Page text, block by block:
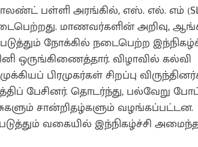
பள்ளி அரங்கில், எஸ். எல். எம்
மாணவர்களின் அறிவு,
நோக்கில் நடைபெற்ற
ஒருங்கிணைத்தார். விழாவில் கல்வி
பிரமுகர்கள் சிறப்பு
பேசினர். தொடர்ந்து, பல்வேறு
சான்றிதழ்களும் வழங்கப்பட்டன.
வகையில் இந்நிகழ்ச்சி